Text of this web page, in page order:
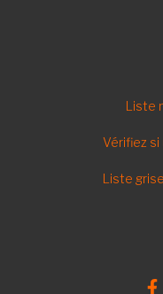
Liste
Vérifiez
Liste